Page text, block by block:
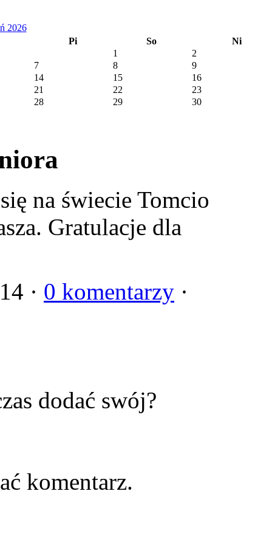
2026
Pi
So
Ni
1
2
7
8
9
14
15
16
21
22
23
28
29 30
na świecie Tomcio
Gratulacje dla
· 0 komentarzy ·
dodać swój?
komentarz.